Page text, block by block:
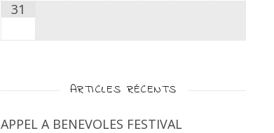
31
ARTICLES RÉCENTS
APPEL A BENEVOLES FESTIVAL